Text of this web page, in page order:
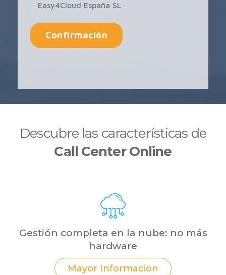
Easy4Cloud España SL
Descubre las características de
Call Center Online
Gestión completa en la nube: no más
hardware
Mayor Informacion